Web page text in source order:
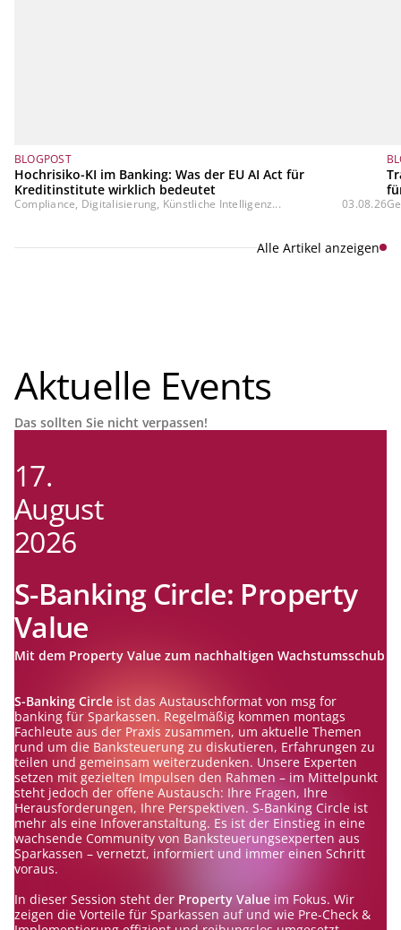
BLOGPOST
Hochrisiko-KI im Banking: Was der EU AI Act für
Kreditinstitute wirklich bedeutet
Compliance, Digitalisierung, Künstliche Intelligenz... 03.08.26
Alle Artikel anzeigen
Aktuelle Events
Das sollten Sie nicht verpassen!
17.
August
2026
S-Banking Circle: Property
Value
Mit dem Property Value zum nachhaltigen Wachstumsschub
S-Banking Circle ist das Austauschformat von msg for
banking für Sparkassen. Regelmäßig kommen montags
Fachleute aus der Praxis zusammen, um aktuelle Themen
rund um die Banksteuerung zu diskutieren, Erfahrungen zu
teilen und gemeinsam weiterzudenken. Unsere Experten
setzen mit gezielten Impulsen den Rahmen – im Mittelpunkt
steht jedoch der offene Austausch: Ihre Fragen, Ihre
Herausforderungen, Ihre Perspektiven. S-Banking Circle ist
mehr als eine Infoveranstaltung. Es ist der Einstieg in eine
wachsende Community von Banksteuerungsexperten aus
Sparkassen – vernetzt, informiert und immer einen Schritt
voraus.
In dieser Session steht der Property Value im Fokus. Wir
zeigen die Vorteile für Sparkassen auf und wie Pre-Check &